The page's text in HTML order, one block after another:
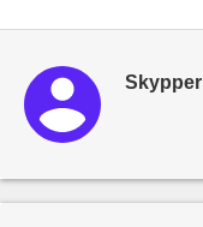
Skypper